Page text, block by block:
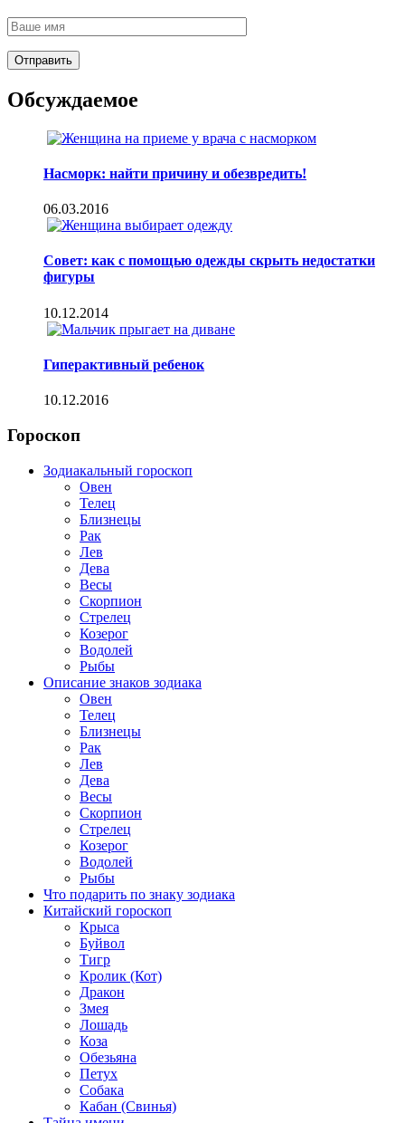
Обсуждаемое
Насморк: найти причину и обезвредить!
06.03.2016
Совет: как с помощью одежды скрыть недостатки
фигуры
10.12.2014
Гиперактивный ребенок
10.12.2016
Гороскоп
Зодиакальный гороскоп
Овен
Телец
Близнецы
Рак
Лев
Дева
Весы
Скорпион
Стрелец
Козерог
Водолей
Рыбы
Описание знаков зодиака
Овен
Телец
Близнецы
Рак
Лев
Дева
Весы
Скорпион
Стрелец
Козерог
Водолей
Рыбы
Что подарить по знаку зодиака
Китайский гороскоп
Крыса
Буйвол
Тигр
Кролик (Кот)
Дракон
Змея
Лошадь
Коза
Обезьяна
Петух
Собака
Кабан (Свинья)